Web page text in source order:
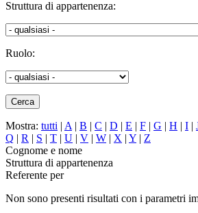
Struttura di appartenenza:
Ruolo:
Mostra: tutti | A | B | C | D | E | F | G | H | I |
Q | R | S | T | U | V | W | X | Y | Z
Cognome e nome
Struttura di appartenenza
Referente per
Non sono presenti risultati con i parametri